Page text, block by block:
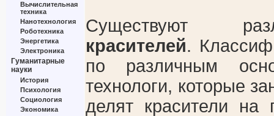
Вычислительная
техника
Нанотехнология
Роботехника
Энергетика
Электроника
Гуманитарные
науки
История
Психология
Социология
Экономика
Существуют
красителей.
по различным
технологи, которые
делят красители на